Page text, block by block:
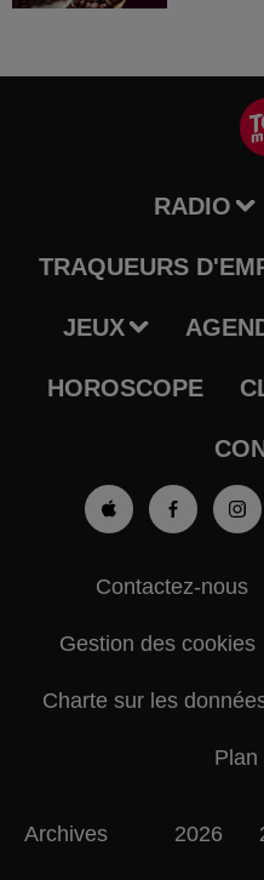
RADIO
TRAQUEURS
JEUX
HOROSCOPE
Contactez-nous
Gestion des cookies
Charte sur les
Plan
Archives 2026